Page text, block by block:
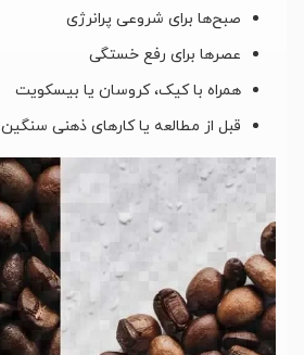
صبح‌ها برای شروعی پرانرژی
عصرها برای رفع خستگی
همراه با کیک، کروسان یا بیسکویت
قبل از مطالعه یا کارهای ذهنی سنگین